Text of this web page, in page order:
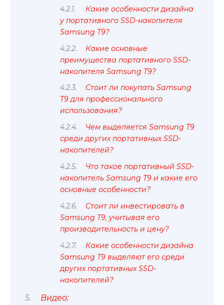
Какие особенности дизайна
у портативного SSD-накопителя
Samsung T9?
Какие основные
преимущества портативного SSD-
накопителя Samsung T9?
Стоит ли покупать Samsung
T9 для профессионального
использования?
Чем выделяется Samsung T9
среди других портативных SSD-
накопителей?
Что такое портативный SSD-
накопитель Samsung T9 и какие его
основные особенности?
Стоит ли инвестировать в
Samsung T9, учитывая его
производительность и цену?
Какие особенности дизайна
Samsung T9 выделяют его среди
других портативных SSD-
накопителей?
Видео: